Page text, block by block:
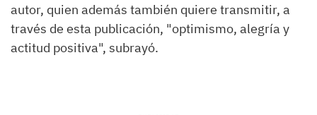
autor, quien además también quiere transmitir, a
través de esta publicación, "optimismo, alegría y
actitud positiva", subrayó.